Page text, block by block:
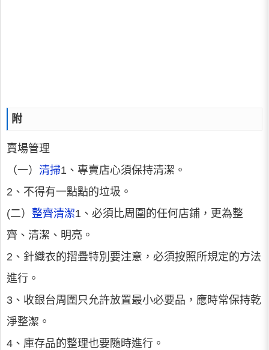
附
賣場管理
（一） 清掃1、專賣店心須保持清潔。
2、不得有一點點的垃圾。
(二） 整齊清潔1、必須比周圍的任何店鋪，更為整
齊、清潔、明亮。
2、針織衣的摺疊特別要注意，必須按照所規定的方法
進行。
3、收銀台周圍只允許放置最小必要品，應時常保持乾
淨整潔。
4、庫存品的整理也要隨時進行。